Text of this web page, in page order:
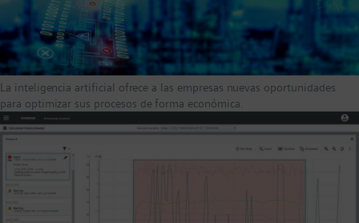
La inteligencia artificial ofrece a las empresas nuevas oportunidades
para optimizar sus procesos de forma económica.